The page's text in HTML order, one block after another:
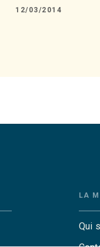
12/03/2014
LA
Qui